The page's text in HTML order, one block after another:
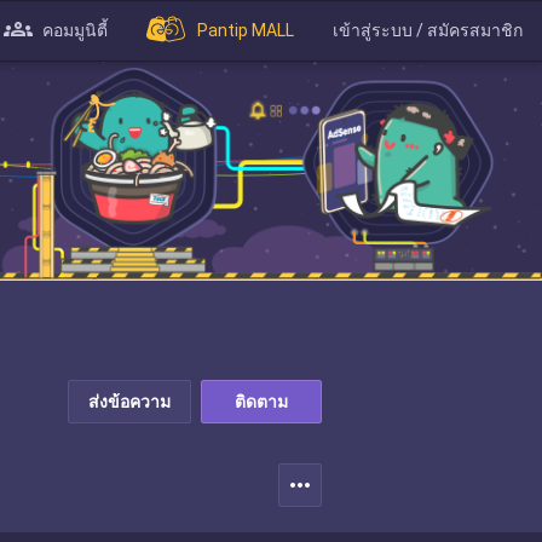
คอมมูนิตี้ Pantip MALL เข้าสู่ระบบ / สมัครสมาชิก
ส่งข้อความ ติดตาม
more_horiz